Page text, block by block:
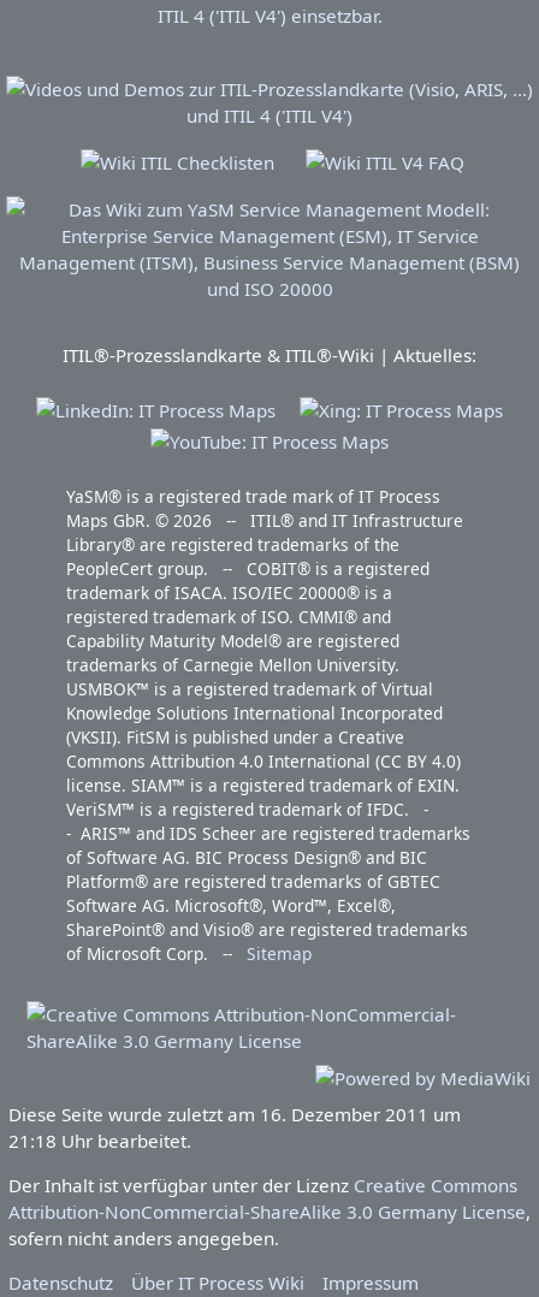
ITIL®-Prozesslandkarte & ITIL®-Wiki | Aktuelles:
YaSM® is a registered trade mark of IT Process
Maps GbR. © 2026 -- ITIL® and IT Infrastructure
Library® are registered trademarks of the
PeopleCert group. -- COBIT® is a registered
trademark of ISACA. ISO/IEC 20000® is a
registered trademark of ISO. CMMI® and
Capability Maturity Model® are registered
trademarks of Carnegie Mellon University.
USMBOK™ is a registered trademark of Virtual
Knowledge Solutions International Incorporated
(VKSII). FitSM is published under a Creative
Commons Attribution 4.0 International (CC BY 4.0)
license. SIAM™ is a registered trademark of EXIN.
VeriSM™ is a registered trademark of IFDC. -
- ARIS™ and IDS Scheer are registered trademarks
of Software AG. BIC Process Design® and BIC
Platform® are registered trademarks of GBTEC
Software AG. Microsoft®, Word™, Excel®,
SharePoint® and Visio® are registered trademarks
of Microsoft Corp. -- Sitemap
Diese Seite wurde zuletzt am 16. Dezember 2011 um
21:18 Uhr bearbeitet.
Der Inhalt ist verfügbar unter der Lizenz Creative Commons
Attribution-NonCommercial-ShareAlike 3.0 Germany License,
sofern nicht anders angegeben.
Datenschutz
Über IT Process Wiki Impressum